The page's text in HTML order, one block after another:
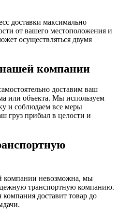
доставки максимально
от вашего местоположения и
осуществляться двумя
компании
доставим ваш
или объекта. Мы используем
и соблюдаем все меры
груз прибыл в целости и
компании невозможна, мы
транспортную компанию.
доставит товар до